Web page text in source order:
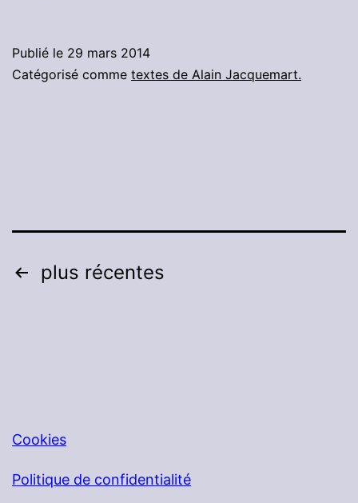
chercheurs
Publié le 29 mars 2014
Catégorisé comme textes de Alain Jacquemart.
Pagination
plus récentes
Cookies
Politique de confidentialité